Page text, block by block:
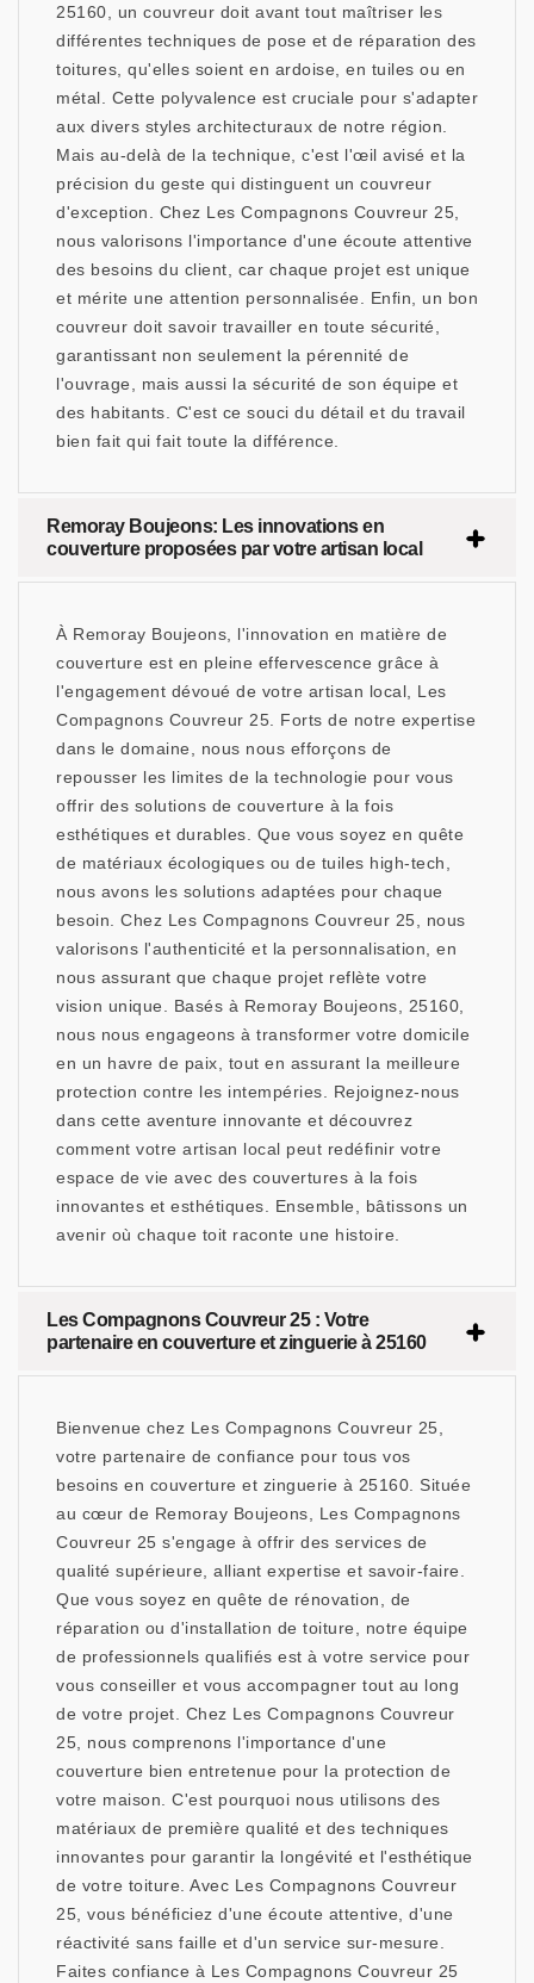
25160, un couvreur doit avant tout maîtriser les
différentes techniques de pose et de réparation des
toitures, qu'elles soient en ardoise, en tuiles ou en
métal. Cette polyvalence est cruciale pour s'adapter
aux divers styles architecturaux de notre région.
Mais au-delà de la technique, c'est l'œil avisé et la
précision du geste qui distinguent un couvreur
d'exception. Chez Les Compagnons Couvreur 25,
nous valorisons l'importance d'une écoute attentive
des besoins du client, car chaque projet est unique
et mérite une attention personnalisée. Enfin, un bon
couvreur doit savoir travailler en toute sécurité,
garantissant non seulement la pérennité de
l'ouvrage, mais aussi la sécurité de son équipe et
des habitants. C'est ce souci du détail et du travail
bien fait qui fait toute la différence.
Remoray Boujeons: Les innovations en
couverture proposées par votre artisan local
À Remoray Boujeons, l'innovation en matière de
couverture est en pleine effervescence grâce à
l'engagement dévoué de votre artisan local, Les
Compagnons Couvreur 25. Forts de notre expertise
dans le domaine, nous nous efforçons de
repousser les limites de la technologie pour vous
offrir des solutions de couverture à la fois
esthétiques et durables. Que vous soyez en quête
de matériaux écologiques ou de tuiles high-tech,
nous avons les solutions adaptées pour chaque
besoin. Chez Les Compagnons Couvreur 25, nous
valorisons l'authenticité et la personnalisation, en
nous assurant que chaque projet reflète votre
vision unique. Basés à Remoray Boujeons, 25160,
nous nous engageons à transformer votre domicile
en un havre de paix, tout en assurant la meilleure
protection contre les intempéries. Rejoignez-nous
dans cette aventure innovante et découvrez
comment votre artisan local peut redéfinir votre
espace de vie avec des couvertures à la fois
innovantes et esthétiques. Ensemble, bâtissons un
avenir où chaque toit raconte une histoire.
Les Compagnons Couvreur 25 : Votre
partenaire en couverture et zinguerie à 25160
Bienvenue chez Les Compagnons Couvreur 25,
votre partenaire de confiance pour tous vos
besoins en couverture et zinguerie à 25160. Située
au cœur de Remoray Boujeons, Les Compagnons
Couvreur 25 s'engage à offrir des services de
qualité supérieure, alliant expertise et savoir-faire.
Que vous soyez en quête de rénovation, de
réparation ou d'installation de toiture, notre équipe
de professionnels qualifiés est à votre service pour
vous conseiller et vous accompagner tout au long
de votre projet. Chez Les Compagnons Couvreur
25, nous comprenons l'importance d'une
couverture bien entretenue pour la protection de
votre maison. C'est pourquoi nous utilisons des
matériaux de première qualité et des techniques
innovantes pour garantir la longévité et l'esthétique
de votre toiture. Avec Les Compagnons Couvreur
25, vous bénéficiez d'une écoute attentive, d'une
réactivité sans faille et d'un service sur-mesure.
Faites confiance à Les Compagnons Couvreur 25